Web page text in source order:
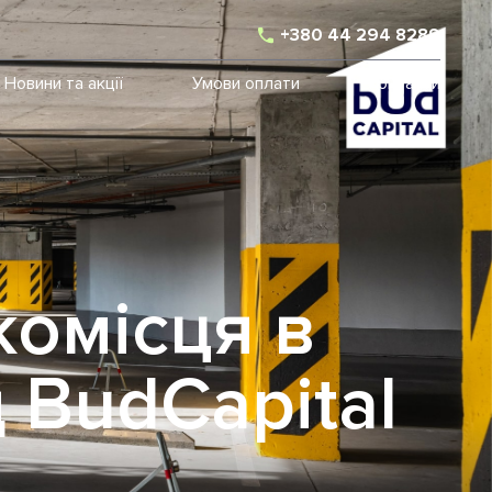
+380 44 294 8289
Новини та акції Умови оплати Контакти
в
BudCapital